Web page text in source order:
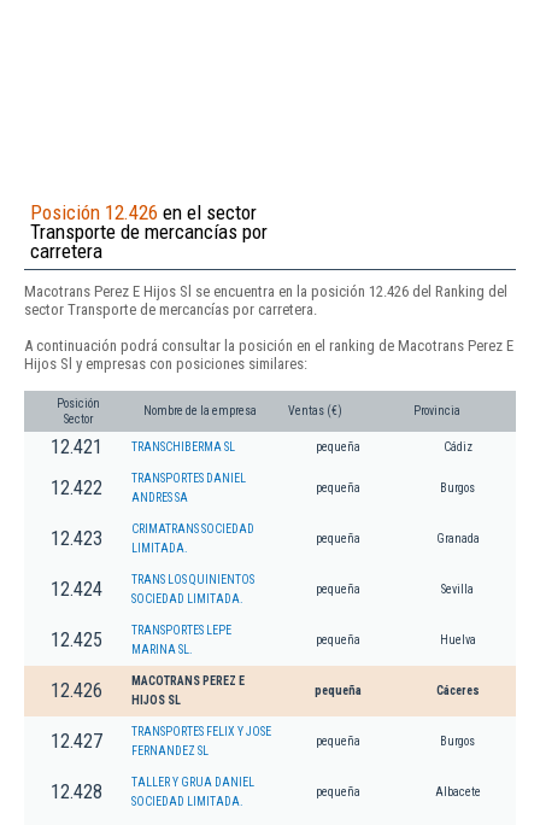
Posición 12.426 en el sector
Transporte de mercancías por
carretera
Macotrans Perez E Hijos Sl se encuentra en la posición 12.426 del Ranking del
sector Transporte de mercancías por carretera.
A continuación podrá consultar la posición en el ranking de Macotrans Perez E
Hijos Sl y empresas con posiciones similares:
Posición
Sector
Nombre de la empresa Ventas (€) Provincia
12.421 TRANSCHIBERMA SL pequeña Cádiz
12.422
TRANSPORTES DANIEL
ANDRES SA
pequeña Burgos
12.423
CRIMATRANS SOCIEDAD
LIMITADA.
pequeña Granada
12.424
TRANS LOS QUINIENTOS
SOCIEDAD LIMITADA.
pequeña Sevilla
12.425
TRANSPORTES LEPE
MARINA SL.
pequeña Huelva
12.426
MACOTRANS PEREZ E
HIJOS SL
pequeña Cáceres
12.427
TRANSPORTES FELIX Y JOSE
FERNANDEZ SL
pequeña Burgos
12.428
TALLER Y GRUA DANIEL
SOCIEDAD LIMITADA.
pequeña Albacete